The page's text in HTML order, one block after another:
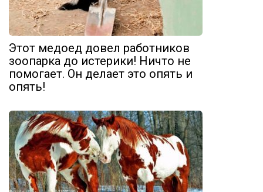
Этот медоед довел работников
зоопарка до истерики! Ничто не
помогает. Он делает это опять и
опять!